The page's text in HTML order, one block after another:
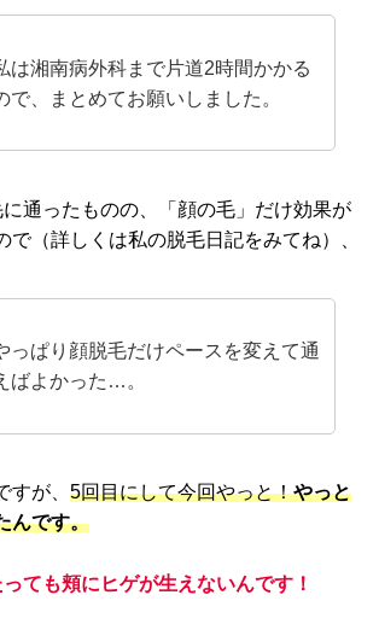
は湘南病外科まで片道2時間かかる
で、まとめてお願いしました。
通ったものの、「顔の毛」だけ効果が
で（詳しくは私の脱毛日記をみてね）、
っぱり顔脱毛だけペースを変えて通
ばよかった…。
すが、 5回目にして今回やっと！やっと
んです。
ても頬にヒゲが生えないんです！